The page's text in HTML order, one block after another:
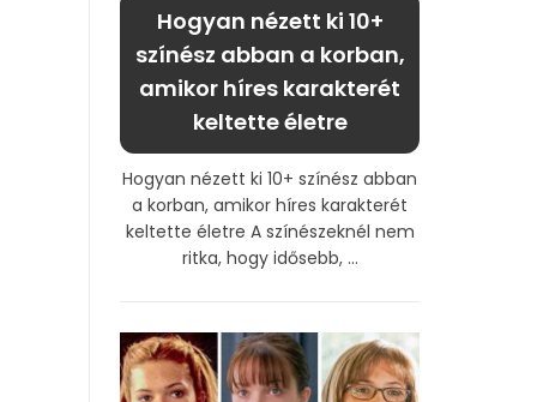
Hogyan nézett ki 10+
színész abban a korban,
amikor híres karakterét
keltette életre
Hogyan nézett ki 10+ színész abban
a korban, amikor híres karakterét
keltette életre A színészeknél nem
ritka, hogy idősebb, ...